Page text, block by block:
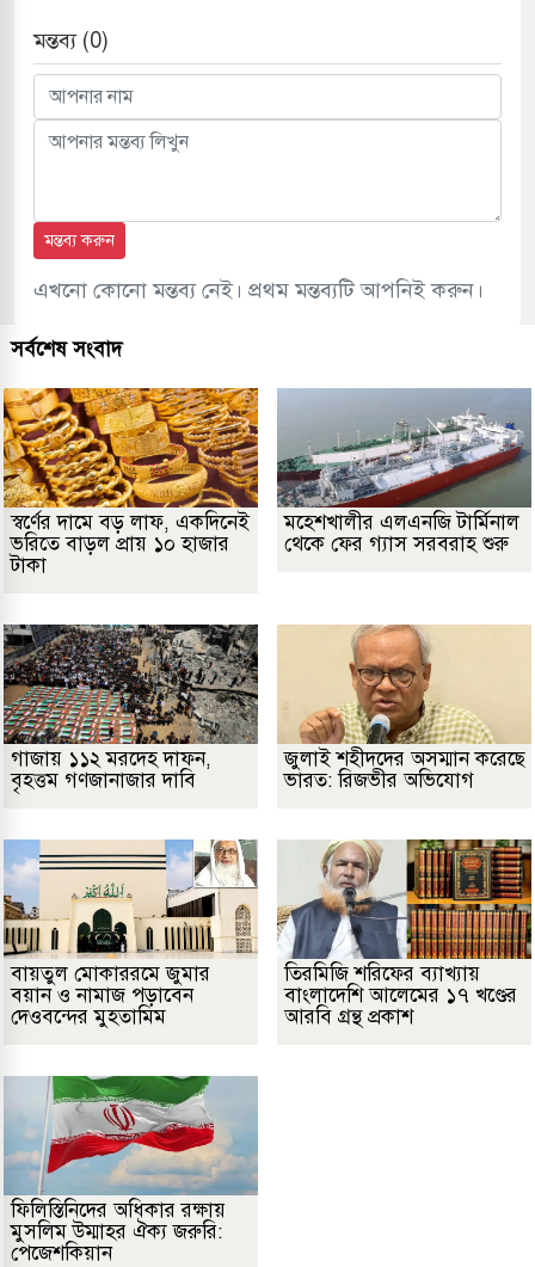
মন্তব্য (0)
মন্তব্য করুন
এখনো কোনো মন্তব্য নেই। প্রথম মন্তব্যটি আপনিই করুন।
সর্বশেষ সংবাদ
স্বর্ণের দামে বড় লাফ, একদিনেই
ভরিতে বাড়ল প্রায় ১০ হাজার
টাকা
মহেশখালীর এলএনজি টার্মিনাল
থেকে ফের গ্যাস সরবরাহ শুরু
গাজায় ১১২ মরদেহ দাফন,
বৃহত্তম গণজানাজার দাবি
জুলাই শহীদদের অসম্মান করেছে
ভারত: রিজভীর অভিযোগ
বায়তুল মোকাররমে জুমার
বয়ান ও নামাজ পড়াবেন
দেওবন্দের মুহতামিম
তিরমিজি শরিফের ব্যাখ্যায়
বাংলাদেশি আলেমের ১৭ খণ্ডের
আরবি গ্রন্থ প্রকাশ
ফিলিস্তিনিদের অধিকার রক্ষায়
মুসলিম উম্মাহর ঐক্য জরুরি:
পেজেশকিয়ান